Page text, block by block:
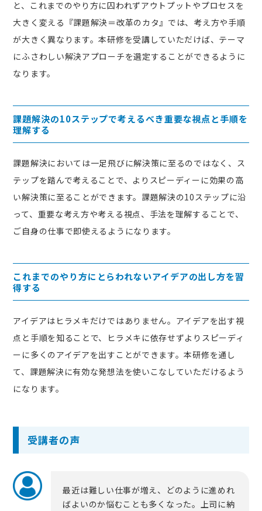
と、これまでのやり方に囚われずアウトプットやプロセスを
大きく変える『課題解決＝改革のカタ』では、考え方や手順
が大きく異なります。本研修を受講していただけば、テーマ
にふさわしい解決アプローチを選定することができるように
なります。
課題解決の10ステップで考えるべき重要な視点と手順を
理解する
課題解決においては一足飛びに解決策に至るのではなく、ス
テップを踏んで考えることで、よりスピーディーに効果の高
い解決策に至ることができます。課題解決の10ステップに沿
って、重要な考え方や考える視点、手法を理解することで、
ご自身の仕事で即使えるようになります。
これまでのやり方にとらわれないアイデアの出し方を習
得する
アイデアはヒラメキだけではありません。アイデアを出す視
点と手順を知ることで、ヒラメキに依存せずよりスピーディ
ーに多くのアイデアを出すことができます。本研修を通し
て、課題解決に有効な発想法を使いこなしていただけるよう
になります。
受講者の声
最近は難しい仕事が増え、どのように進めれ
ばよいのか悩むことも多くなった。上司に納